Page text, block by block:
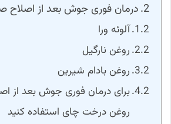
درمان فوری جوش بعد از اصلاح
آلوئه ورا
روغن نارگیل
روغن بادام شیرین
برای درمان فوری جوش بعد از
روغن درخت چای استفاده کنید